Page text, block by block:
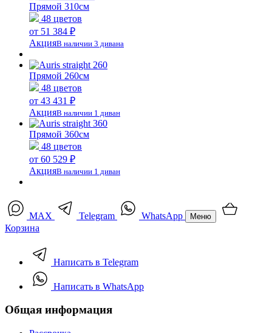
Прямой 310см
48 цветов
от 51 384 ₽
АкцияВ наличии 3 дивана
Прямой 260см
48 цветов
от 43 431 ₽
АкцияВ наличии 1 диван
Прямой 360см
48 цветов
от 60 529 ₽
АкцияВ наличии 1 диван
MAX Telegram WhatsApp Меню
Корзина
Написать в Telegram
Написать в WhatsApp
Общая информация